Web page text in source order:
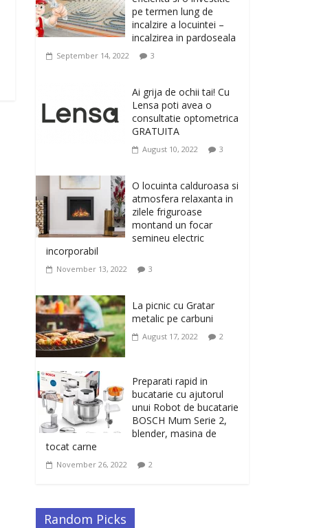
Sa gasesti cadoul
potrivit este de multe
ori o provocare. Idei
la Giftspot.ro, magazinul de cadouri
originale. O alegere buna, Oglinda de baie
cu mărire și iluminare LED
0
musculatura pentru un
corp sanatos si
armonios dezvoltat, cu
Flexor Fitness-dispozitiv
pentru tonifiere muschi
February 10, 2026
Ivatherm pentru o piele
neteda si elastica.
February 6, 2026
pe termen lung de
incalzire a locuintei –
incalzirea in pardoseala
September 14, 2022 3
Ai grija de ochii tai! Cu
Lensa poti avea o
consultatie optometrica
GRATUITA
August 10, 2022 3
O locuinta calduroasa si
atmosfera relaxanta in
zilele friguroase
montand un focar
semineu electric
incorporabil
November 13, 2022 3
La picnic cu Gratar
metalic pe carbuni
August 17, 2022 2
Preparati rapid in
bucatarie cu ajutorul
unui Robot de bucatarie
BOSCH Mum Serie 2,
blender, masina de
tocat carne
November 26, 2022 2
Random Picks